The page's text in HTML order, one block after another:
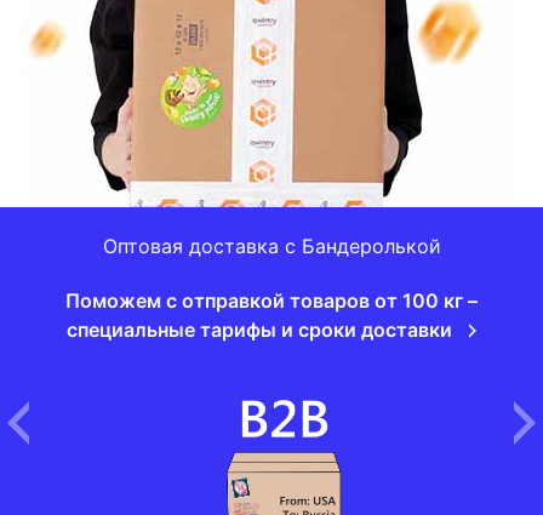
Оптовая доставка с Бандеролькой
Поможем с отправкой товаров от 100 кг –
специальные тарифы и сроки доставки